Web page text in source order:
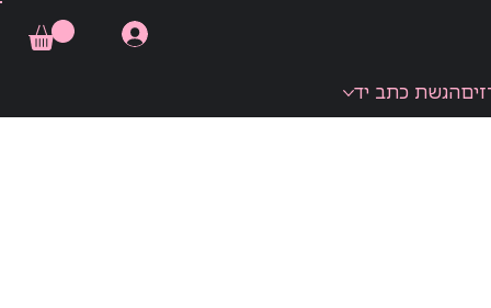
הגשת כתב יד